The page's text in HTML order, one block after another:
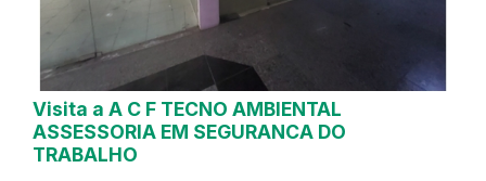
Visita a A C F TECNO AMBIENTAL
ASSESSORIA EM SEGURANCA DO
TRABALHO